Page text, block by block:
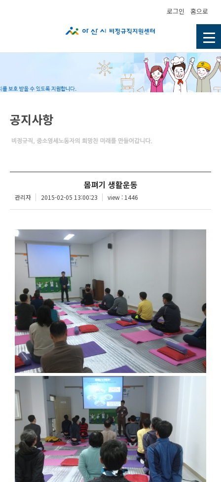
로그인 홈으로
공지사항
몸펴기 생활운동
관리자 2015-02-05 13:00:23 view : 1446